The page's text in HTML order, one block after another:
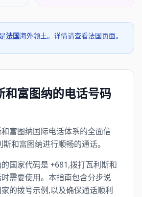
法国海外领土。详情请查看法国页面。
和富图纳的电话号码
富图纳国际电话体系的全面信
和富图纳进行顺畅的通话。
国家代码是 +681,拨打瓦利斯和
需要使用。本指南包含分步说
的拨号示例,以及确保通话顺利